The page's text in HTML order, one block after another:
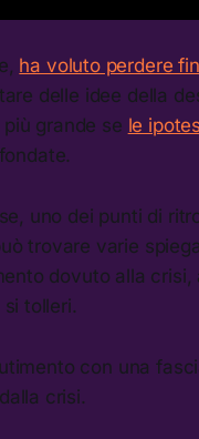
ha voluto perdere
delle idee della
grande se le
uno dei punti di
trovare varie
dovuto alla
tolleri.
con una
crisi.